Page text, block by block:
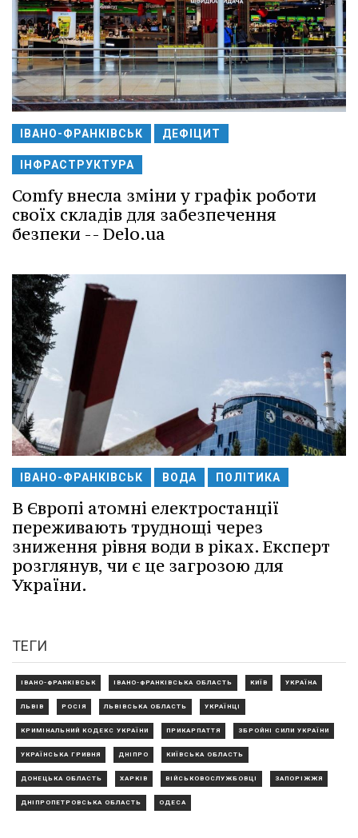
ІВАНО-ФРАНКІВСЬК ДЕФІЦИТ
ІНФРАСТРУКТУРА
Comfy внесла зміни у графік роботи
своїх складів для забезпечення
безпеки -- Delo.ua
ІВАНО-ФРАНКІВСЬК ВОДА ПОЛІТИКА
В Європі атомні електростанції
переживають труднощі через
зниження рівня води в ріках. Експерт
розглянув, чи є це загрозою для
України.
ТЕГИ
ІВАНО-ФРАНКІВСЬК ІВАНО-ФРАНКІВСЬКА ОБЛАСТЬ КИЇВ УКРАЇНА
ЛЬВІВ РОСІЯ ЛЬВІВСЬКА ОБЛАСТЬ УКРАЇНЦІ
КРИМІНАЛЬНИЙ КОДЕКС УКРАЇНИ ПРИКАРПАТТЯ ЗБРОЙНІ СИЛИ УКРАЇНИ
УКРАЇНСЬКА ГРИВНЯ ДНІПРО КИЇВСЬКА ОБЛАСТЬ
ДОНЕЦЬКА ОБЛАСТЬ ХАРКІВ ВІЙСЬКОВОСЛУЖБОВЦІ ЗАПОРІЖЖЯ
ДНІПРОПЕТРОВСЬКА ОБЛАСТЬ ОДЕСА